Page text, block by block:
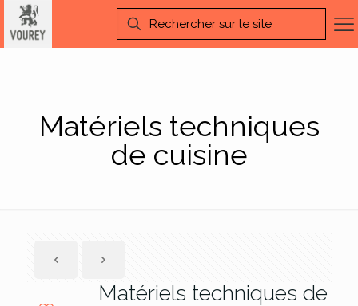
Matériels techniques
de cuisine
Matériels techniques de